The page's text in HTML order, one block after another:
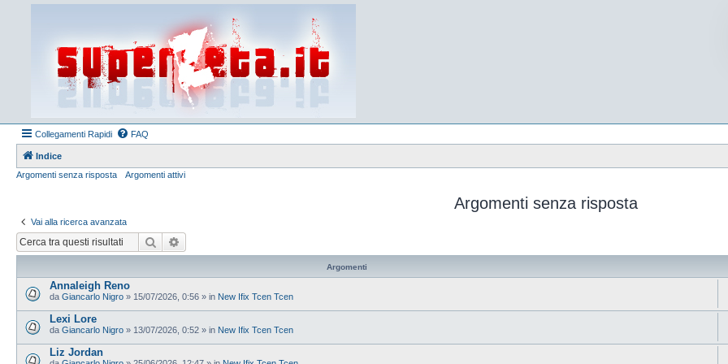
Collegamenti Rapidi FAQ
Indice
Argomenti senza risposta
Argomenti attivi
Argomenti senza risposta
Vai alla ricerca avanzata
Cerca
Argomenti
Annaleigh Reno
da Giancarlo Nigro » 15/07/2026, 0:56 » in New Ifix Tcen Tcen
Lexi Lore
da Giancarlo Nigro » 13/07/2026, 0:52 » in New Ifix Tcen Tcen
Liz Jordan